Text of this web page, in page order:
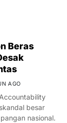
Beras
AGO
besar
nasional.